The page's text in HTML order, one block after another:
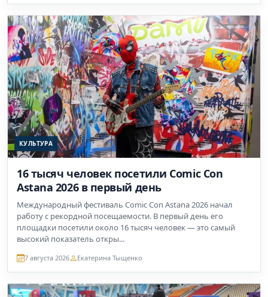
КУЛЬТУРА
16 тысяч человек посетили Comic Con
Astana 2026 в первый день
Международный фестиваль Comic Con Astana 2026 начал
работу с рекордной посещаемости. В первый день его
площадки посетили около 16 тысяч человек — это самый
высокий показатель откры...
7 августа 2026 Екатерина Тыщенко